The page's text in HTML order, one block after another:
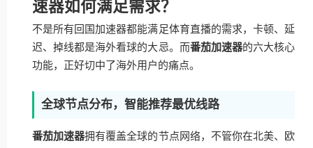
速器如何满足需求？
不是所有回国加速器都能满足体育直播的需求，卡顿、延
迟、掉线都是海外看球的大忌。而番茄加速器的六大核心
功能，正好切中了海外用户的痛点。
全球节点分布，智能推荐最优线路
番茄加速器拥有覆盖全球的节点网络，不管你在北美、欧